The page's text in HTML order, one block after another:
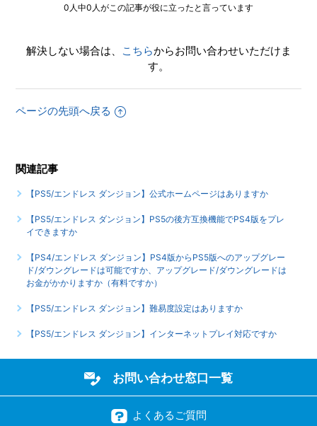
【PS5/エンドレス ダンジョン】PS4版からPS5版へのアッ
プグレード/ダウングレードは可能ですか、アップグレード/
ダウングレードはお金がかかりますか（有料ですか）
0人中0人がこの記事が役に立ったと言っています
解決しない場合は、 こちらからお問い合わせいただけま
す。
ページの先頭へ戻る
関連記事
【PS5/エンドレス ダンジョン】公式ホームページはありますか
【PS5/エンドレス ダンジョン】PS5の後方互換機能でPS4版をプレ
イできますか
【PS4/エンドレス ダンジョン】PS4版からPS5版へのアップグレー
ド/ダウングレードは可能ですか、アップグレード/ダウングレードは
お金がかかりますか（有料ですか）
【PS5/エンドレス ダンジョン】難易度設定はありますか
【PS5/エンドレス ダンジョン】インターネットプレイ対応ですか
お問い合わせ窓口一覧
よくあるご質問